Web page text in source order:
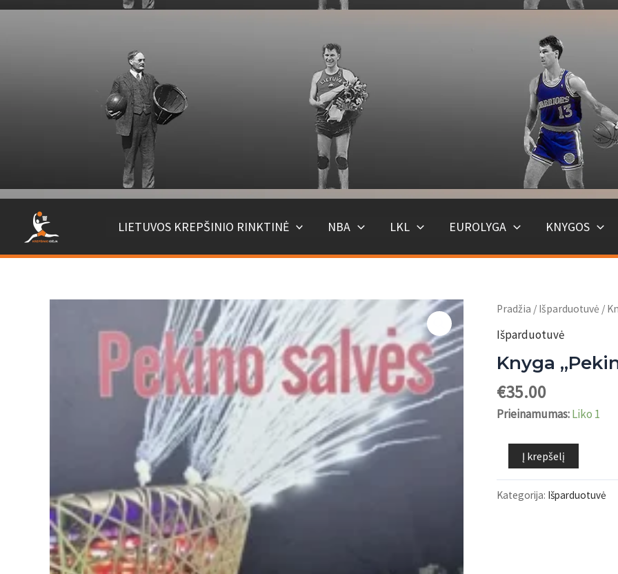
Pereiti
LIETUVOS KREPŠINIO RINKTINĖ NBA LKL EUROLYGA KNYGOS
Pradžia / Išparduotuvė /
Išparduotuvė
Knyga
€35.00
Prieinamumas:Liko 1
produkto
kiekis:
Knyga
Į krepšelį
Kategorija: Išparduotuvė